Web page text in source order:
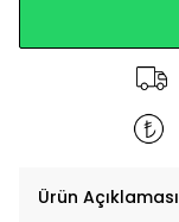
Ürün Açıklaması